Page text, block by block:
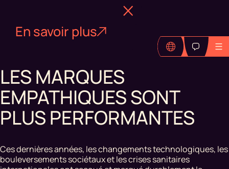
En savoir plus
LES MARQUES
EMPATHIQUES SONT
PLUS PERFORMANTES
Ces dernières années, les changements technologiques, les
bouleversements sociétaux et les crises sanitaires